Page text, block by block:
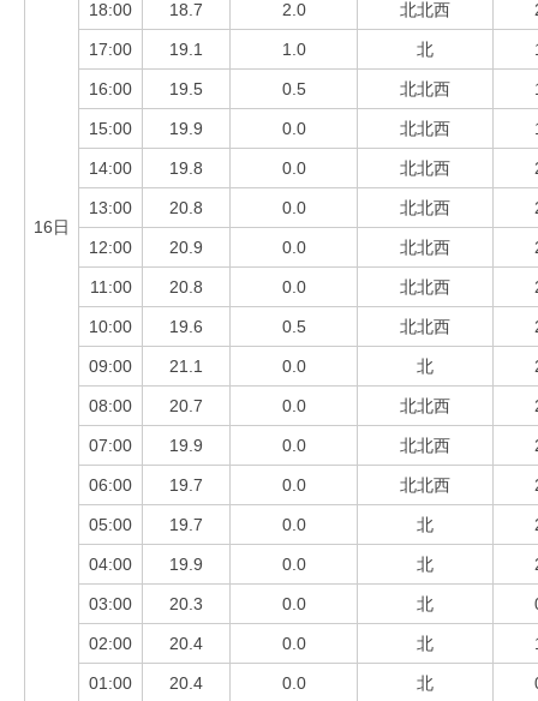
16日
18:00 18.7 2.0 北北西
17:00 19.1 1.0 北
16:00 19.5 0.5 北北西
15:00 19.9 0.0 北北西
14:00 19.8 0.0 北北西
13:00 20.8 0.0 北北西
12:00 20.9 0.0 北北西
11:00 20.8 0.0 北北西
10:00 19.6 0.5 北北西
09:00 21.1 0.0 北
08:00 20.7 0.0 北北西
07:00 19.9 0.0 北北西
06:00 19.7 0.0 北北西
05:00 19.7 0.0 北
04:00 19.9 0.0 北
03:00 20.3 0.0 北
02:00 20.4 0.0 北
01:00 20.4 0.0 北